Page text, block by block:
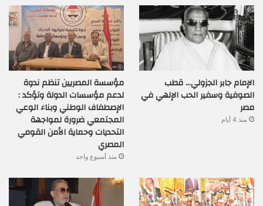
الإمام جابر الجزولي… قطب
الصوفية وسفير الحب الإلهي في
مصر
منذ 4 أيام
مؤسسة المصريين تنظم ندوة
لدعم مؤسسات الدولة وتؤكد :
الإصطفاف الوطني وبناء الوعي
المجتمعي ضرورة لمواجهة
التحديات وحماية الأمن القومي
المصري
منذ أسبوع واحد